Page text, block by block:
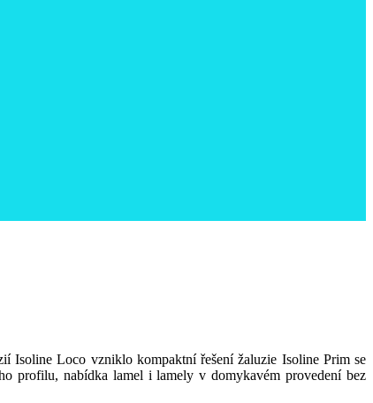
Isoline Loco vzniklo kompaktní řešení žaluzie Isoline Prim se
profilu, nabídka lamel i lamely v domykavém provedení bez